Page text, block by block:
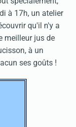
à 17h, un atelier
qu'il n'y a
meilleur jus de
à un
ses goûts !